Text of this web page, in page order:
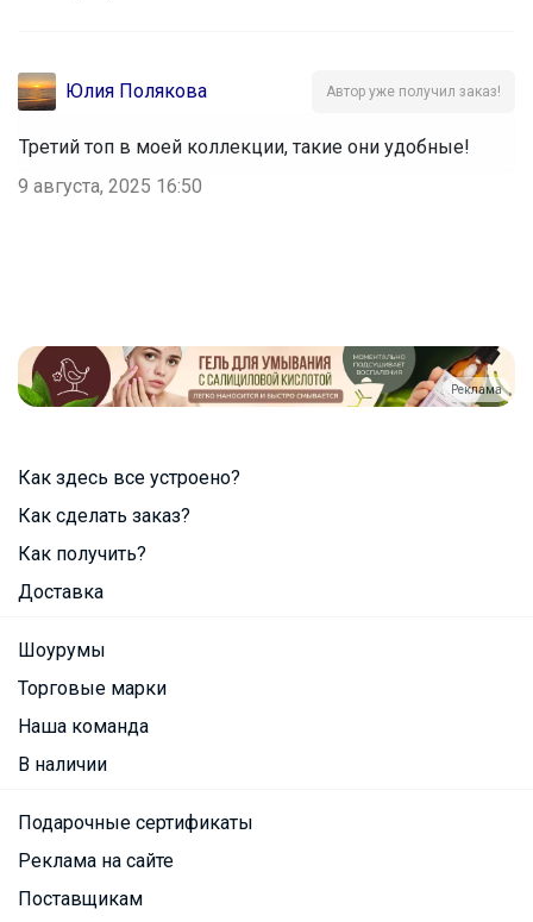
Юлия Полякова Автор уже получил заказ!
Третий топ в моей коллекции, такие они удобные!
9 августа, 2025 16:50
Реклама
Как здесь все устроено?
Как сделать заказ?
Как получить?
Доставка
Шоурумы
Торговые марки
Наша команда
В наличии
Подарочные сертификаты
Реклама на сайте
Поставщикам